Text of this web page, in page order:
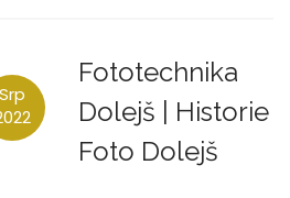
Srp
Fototechnika
Dolejš
Historie
Foto Dolejš